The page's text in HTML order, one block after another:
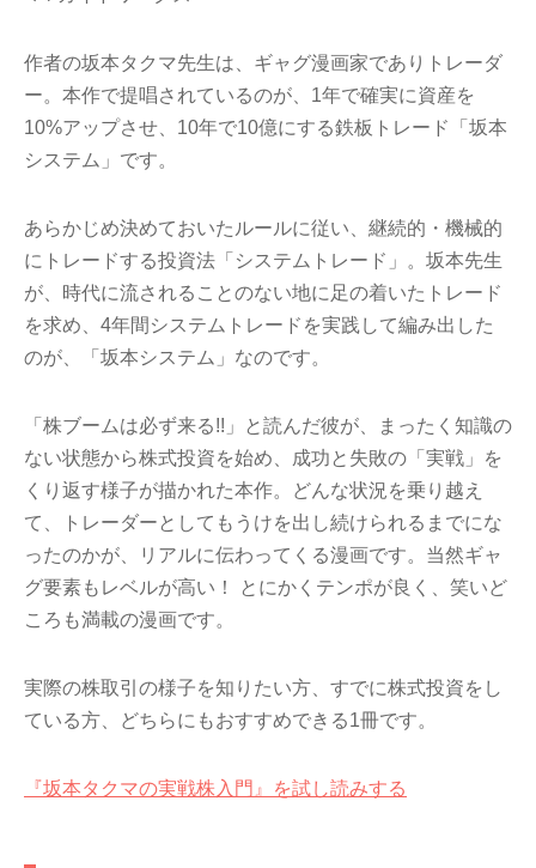
作者の坂本タクマ先生は、ギャグ漫画家でありトレーダ
ー。本作で提唱されているのが、1年で確実に資産を
10%アップさせ、10年で10億にする鉄板トレード「坂本
システム」です。
あらかじめ決めておいたルールに従い、継続的・機械的
にトレードする投資法「システムトレード」。坂本先生
が、時代に流されることのない地に足の着いたトレード
を求め、4年間システムトレードを実践して編み出した
のが、「坂本システム」なのです。
「株ブームは必ず来る!!」と読んだ彼が、まったく知識の
ない状態から株式投資を始め、成功と失敗の「実戦」を
くり返す様子が描かれた本作。どんな状況を乗り越え
て、トレーダーとしてもうけを出し続けられるまでにな
ったのかが、リアルに伝わってくる漫画です。当然ギャ
グ要素もレベルが高い！ とにかくテンポが良く、笑いど
ころも満載の漫画です。
実際の株取引の様子を知りたい方、すでに株式投資をし
ている方、どちらにもおすすめできる1冊です。
『坂本タクマの実戦株入門』を試し読みする